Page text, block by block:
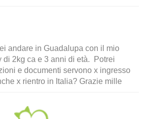
andare in Guadalupa con il mio
di 2kg ca e 3 anni di età. Potrei
e documenti servono x ingresso
x rientro in Italia? Grazie mille